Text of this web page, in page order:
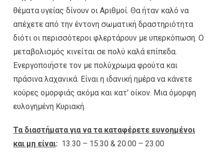
θέματα υγείας δίνουν οι Αριθμοί. Θα ήταν καλό να
απέχετε από την έντονη σωματική δραστηριότητα
διότι οι περισσότεροι φλερτάρουν με υπερκόπωση. Ο
μεταβολισμός κινείται σε πολύ καλά επίπεδα.
Ενεργοποιήστε τον με πολύχρωμα φρούτα και
πράσινα λαχανικά. Είναι η ιδανική ημέρα να κάνετε
κούρες ομορφιάς ακόμα και κατ’ οίκον. Μια όμορφη
ευλογημένη Κυριακή.
Τα διαστήματα για να τα καταφέρετε ευνοημένοι
και μη είναι: 13.30 – 15.30 & 20.00 – 23.00